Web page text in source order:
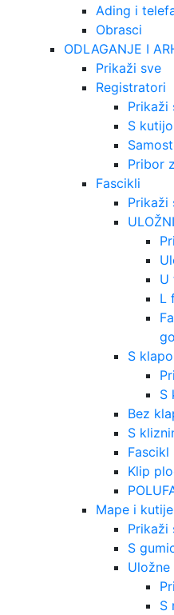
Ading i
Obrasci
ODLAGANJE I
Prikaži sve
Registratori
Prikaži
S
Pribor
Fascikli
Prikaži
U
L
S
S
Bez
S
Fascikl
Klip
Mape i
Prikaži
S
Uložne
S